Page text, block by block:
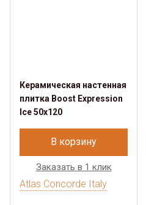
Керамическая настенная
плитка Boost Expression
Ice 50x120
В корзину
Заказать в 1 клик
Atlas Concorde Italy